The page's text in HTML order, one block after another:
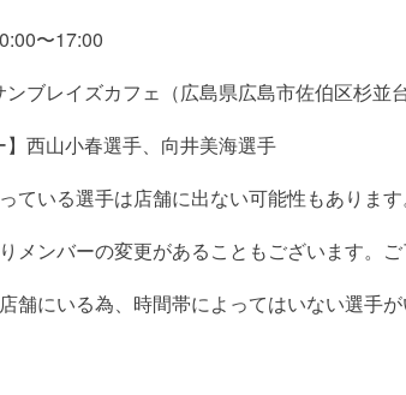
〜17:00
ンブレイズカフェ（広島県広島市佐伯区杉並
】西山小春選手、向井美海選手
ている選手は店舗に出ない可能性もあります
メンバーの変更があることもございます。ご
舗にいる為、時間帯によってはいない選手が